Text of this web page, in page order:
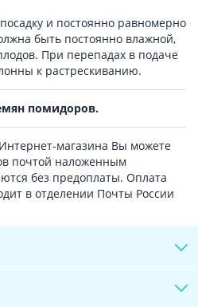
и постоянно равномерно
быть постоянно влажной,
При перепадах в подаче
к растрескиванию.
помидоров.
магазина Вы можете
почтой наложенным
без предоплаты. Оплата
в отделении Почты России